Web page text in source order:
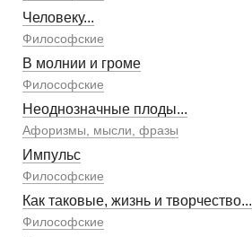
Человеку...
Философские
В молнии и громе
Философские
Неоднозначные плоды...
Афоризмы, мысли, фразы
Импульс
Философские
Как таковые, жизнь и творчество...
Философские